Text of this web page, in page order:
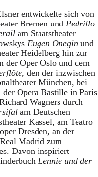
entwickelte sich von
Bremen und Pedrillo
am Staatstheater
Eugen Onegin und
Heidelberg hin zur
der Oper Oslo und dem
, den der inzwischen
München, bei
der Opera Bastille in Paris
Wagners durch
am Deutschen
Kassel, am Teatro
Dresden, an der
Madrid zum
Davon inspiriert
Lennie und der